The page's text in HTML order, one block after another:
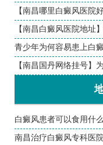
【南昌哪里白癜风医院
【南昌白癜风医院地址
青少年为何容易患上白
【南昌国丹网络挂号】
白癜风患者可以食用什
南昌治疗白癜风专科医